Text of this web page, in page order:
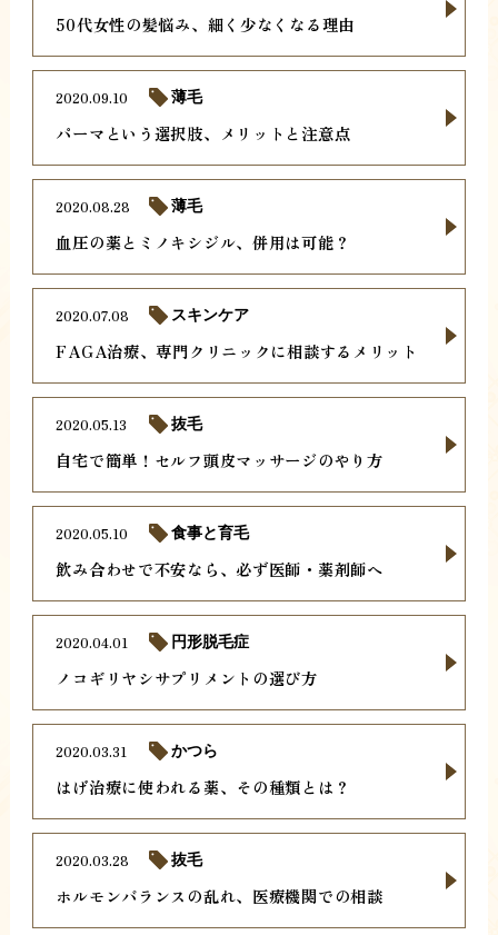
50代女性の髪悩み、細く少なくなる理由
パーマという選択肢、メリットと注意点
2020.09.10 薄毛
血圧の薬とミノキシジル、併用は可能？
2020.08.28 薄毛
FAGA治療、専門クリニックに相談するメリット
2020.07.08 スキンケア
自宅で簡単！セルフ頭皮マッサージのやり方
2020.05.13 抜毛
飲み合わせで不安なら、必ず医師・薬剤師へ
2020.05.10 食事と育毛
ノコギリヤシサプリメントの選び方
2020.04.01 円形脱毛症
はげ治療に使われる薬、その種類とは？
2020.03.31 かつら
ホルモンバランスの乱れ、医療機関での相談
2020.03.28 抜毛